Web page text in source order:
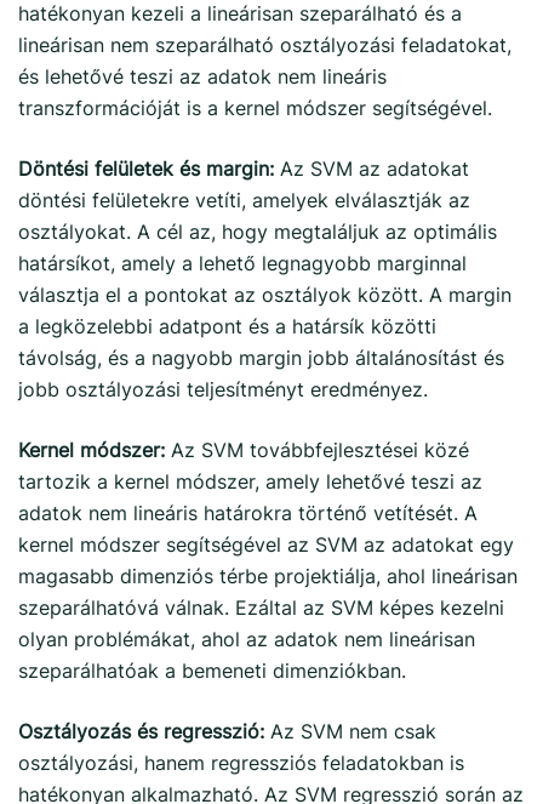
hatékonyan kezeli a lineárisan szeparálható és a
lineárisan nem szeparálható osztályozási feladatokat,
és lehetővé teszi az adatok nem lineáris
transzformációját is a kernel módszer segítségével.
Döntési felületek és margin: Az SVM az adatokat
döntési felületekre vetíti, amelyek elválasztják az
osztályokat. A cél az, hogy megtaláljuk az optimális
határsíkot, amely a lehető legnagyobb marginnal
választja el a pontokat az osztályok között. A margin
a legközelebbi adatpont és a határsík közötti
távolság, és a nagyobb margin jobb általánosítást és
jobb osztályozási teljesítményt eredményez.
Kernel módszer: Az SVM továbbfejlesztései közé
tartozik a kernel módszer, amely lehetővé teszi az
adatok nem lineáris határokra történő vetítését. A
kernel módszer segítségével az SVM az adatokat egy
magasabb dimenziós térbe projektiálja, ahol lineárisan
szeparálhatóvá válnak. Ezáltal az SVM képes kezelni
olyan problémákat, ahol az adatok nem lineárisan
szeparálhatóak a bemeneti dimenziókban.
Osztályozás és regresszió: Az SVM nem csak
osztályozási, hanem regressziós feladatokban is
hatékonyan alkalmazható. Az SVM regresszió során az